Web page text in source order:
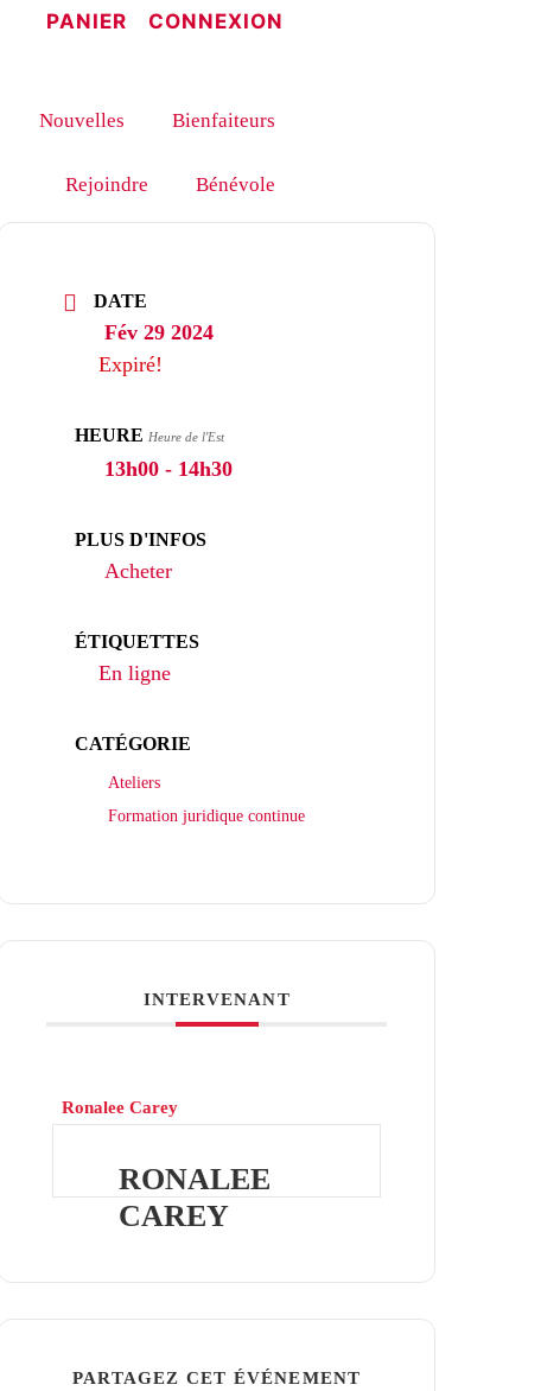
PANIER CONNEXION
Nouvelles Bienfaiteurs
Rejoindre Bénévole
DATE
Fév 29 2024
Expiré!
HEURE Heure de l'Est
13h00 - 14h30
PLUS D'INFOS
Acheter
ÉTIQUETTES
En ligne
CATÉGORIE
Ateliers
Formation juridique continue
INTERVENANT
Ronalee Carey
RONALEE
CAREY
PARTAGEZ CET ÉVÉNEMENT